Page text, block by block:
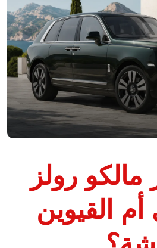
مالكو رولز
القيوين